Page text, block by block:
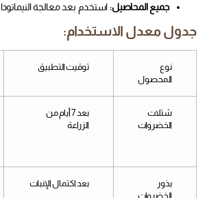
جميع المحاصيل:استخدم بعد معالجة
جدول معدل الاستخدام:
نوع
المحصول
توقيت التطبيق
شتلات
الخضروات
بعد 7 أيام من
الزراعة
بذور
الخضروات
بعد اكتمال الإنبات